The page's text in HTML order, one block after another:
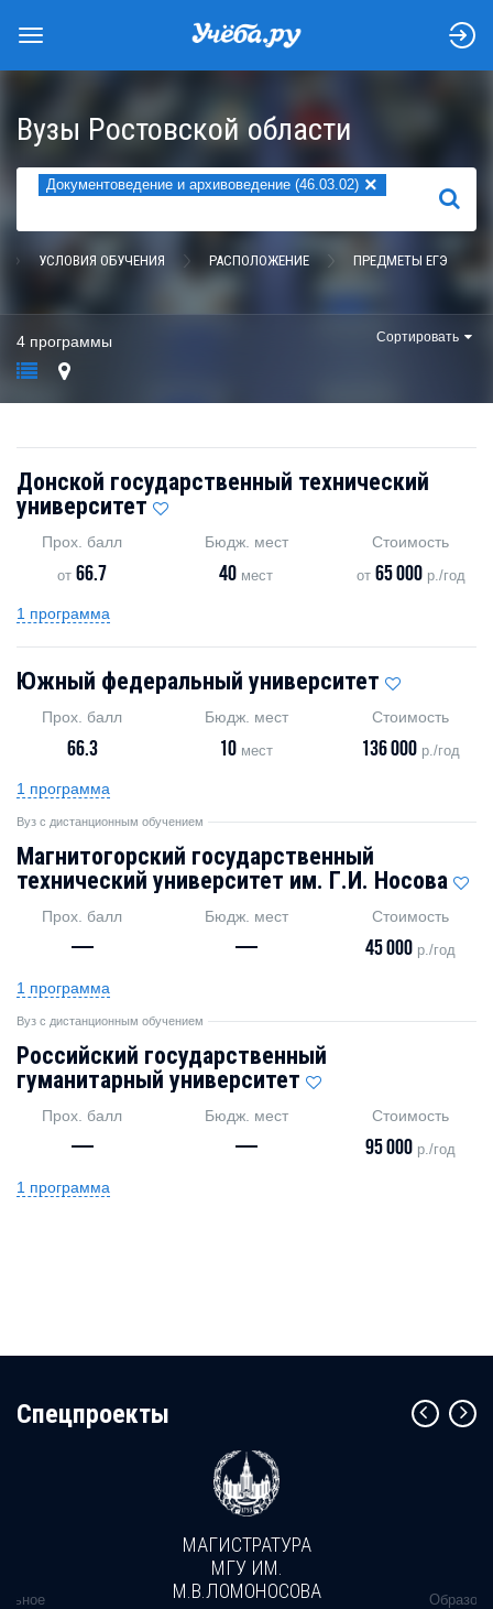
Вузы Ростовской области
Документоведение и архивоведение (46.03.02) ×
НАЙТИ
УСЛОВИЯ ОБУЧЕНИЯ РАСПОЛОЖЕНИЕ ПРЕДМЕТЫ ЕГЭ
4 программы Сортировать
Донской государственный технический
университет
Прох. балл
от66.7
Бюдж. мест
40 мест
Стоимость
от 65 000р./год
1 программа
Южный федеральный университет
Прох. балл
66.3
Бюдж. мест
10 мест
Стоимость
136 000 р./год
1 программа
Вуз с дистанционным обучением
Магнитогорский государственный
технический университет им. Г.И. Носова
Прох. балл
—
Бюдж. мест
—
Стоимость
45 000 р./год
1 программа
Вуз с дистанционным обучением
Российский государственный
гуманитарный университет
Прох. балл
—
Бюдж. мест
—
Стоимость
95 000 р./год
1 программа
Cпецпроекты
МАГИСТРАТУРА
МГУ ИМ.
М.В.ЛОМОНОСОВА